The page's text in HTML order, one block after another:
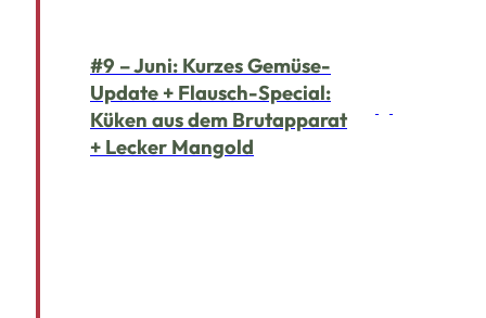
#9 – Juni: Kurzes Gemüse-
Update + Flausch-Special:
Küken aus dem Brutapparat
+ Lecker Mangold